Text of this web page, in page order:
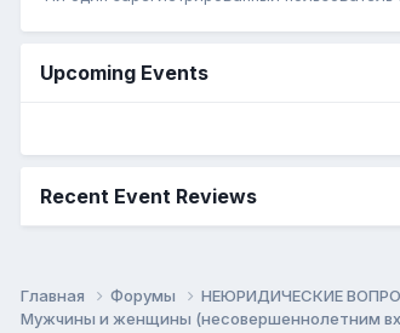
Upcoming Events
Recent Event Reviews
Главная Форумы НЕЮРИДИЧЕСКИЕ
Мужчины и женщины (несовершеннолетним